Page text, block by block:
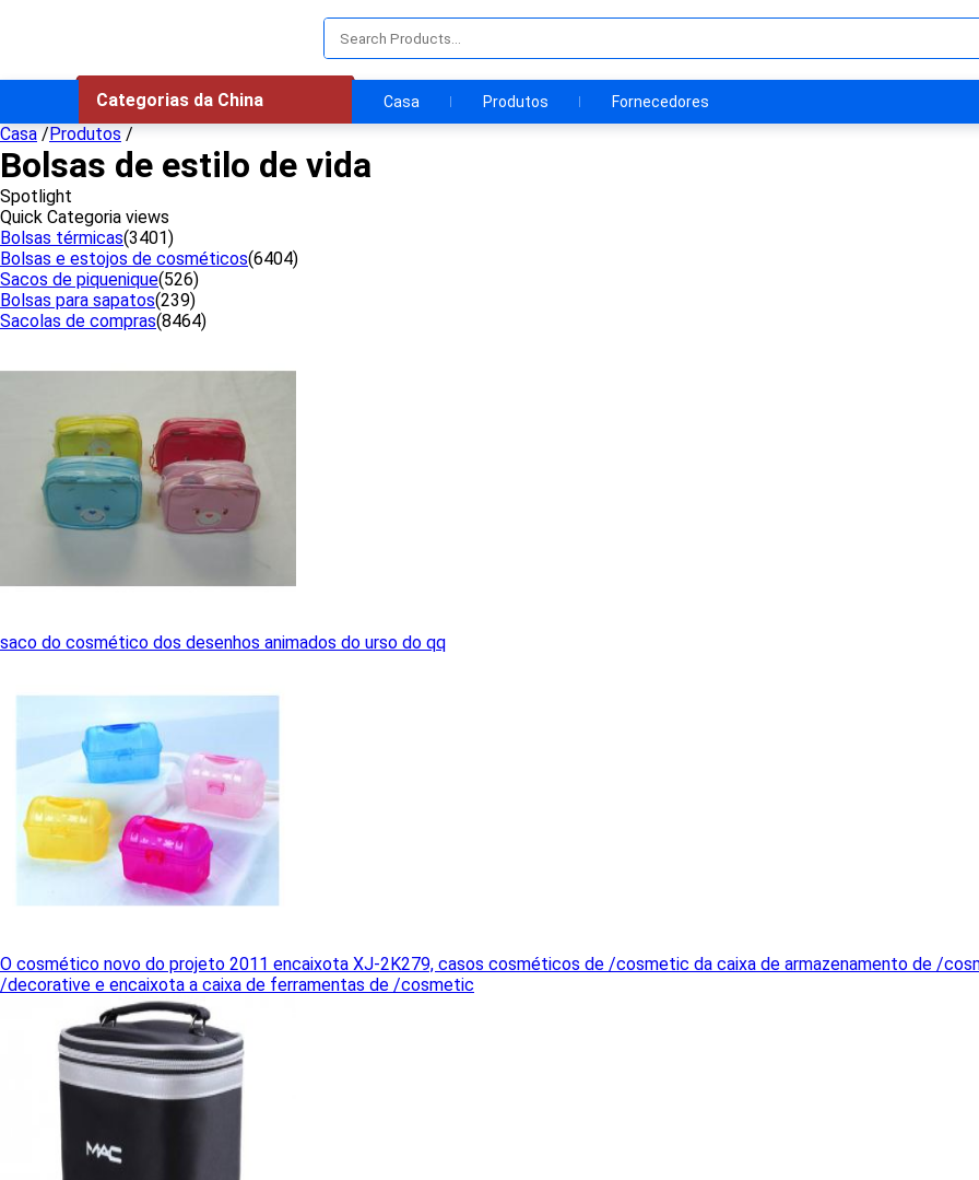
Categorias da China Casa Produtos Fornecedores
Casa /Produtos /
Bolsas de estilo de vida
Spotlight
Quick Categoria views
Bolsas térmicas(3401)
Bolsas e estojos de cosméticos(6404)
Sacos de piquenique(526)
Bolsas para sapatos(239)
Sacolas de compras(8464)
saco do cosmético dos desenhos animados do urso do qq
O cosmético novo do projeto 2011 encaixota XJ-2K279, casos cosméticos de /cosmetic da caixa de armazenamento de /
/decorative e encaixota a caixa de ferramentas de /cosmetic